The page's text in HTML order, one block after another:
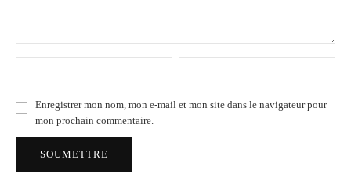
Enregistrer mon nom, mon e-mail et mon site dans le navigateur pour
mon prochain commentaire.